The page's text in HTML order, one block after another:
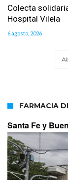
Colecta
Hospital Vilela
6 agosto, 2026
FARMACIA
Santa Fe y